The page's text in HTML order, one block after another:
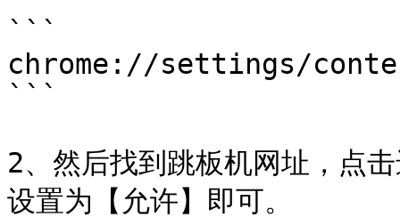
```
chrome://settings/
```
2、然后找到跳板机网址，点
设置为【允许】即可。